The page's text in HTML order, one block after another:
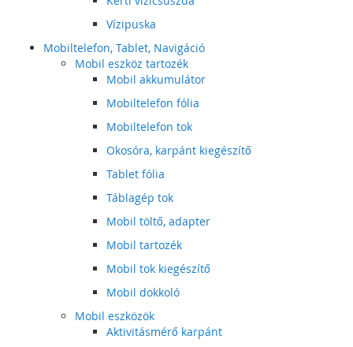
Vízipuska
Mobiltelefon, Tablet, Navigáció
Mobil eszköz tartozék
Mobil akkumulátor
Mobiltelefon fólia
Mobiltelefon tok
Okosóra, karpánt kiegészítő
Tablet fólia
Táblagép tok
Mobil töltő, adapter
Mobil tartozék
Mobil tok kiegészítő
Mobil dokkoló
Mobil eszközök
Aktivitásmérő karpánt